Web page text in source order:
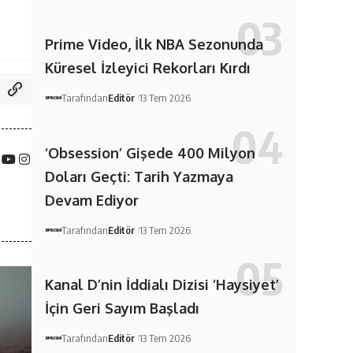
Prime Video, İlk NBA Sezonunda
Küresel İzleyici Rekorları Kırdı
TarafındanEditör 13 Tem 2026
‘Obsession’ Gişede 400 Milyon
Doları Geçti: Tarih Yazmaya
Devam Ediyor
TarafındanEditör 13 Tem 2026
Kanal D’nin İddialı Dizisi ‘Haysiyet’
İçin Geri Sayım Başladı
TarafındanEditör 13 Tem 2026